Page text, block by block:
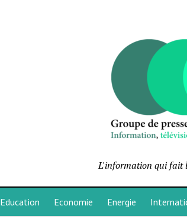
L'information qui fait
Education Economie Energie